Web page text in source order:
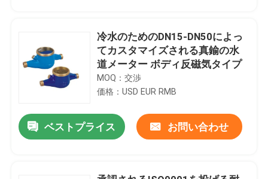
冷水のためのDN15-DN50によっ
てカスタマイズされる真鍮の水
道メーター ボディ反磁気タイプ
MOQ：交渉
価格：USD EUR RMB
ベストプライス お問い合わせ